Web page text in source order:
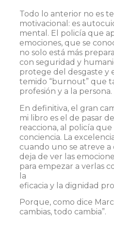
Todo lo anterior no es
motivacional: es
mental. El policía que
emociones, que se
no solo está más
con seguridad y
protege del desgaste y
temido “burnout” que
profesión y a la persona.
En definitiva, el gran
mi libro es el de pasar
reacciona, al policía
conciencia. La
cuando uno se atreve
deja de ver las
para empezar a verlas
la
eficacia y la dignidad
Porque, como dice
cambias, todo cambia”.